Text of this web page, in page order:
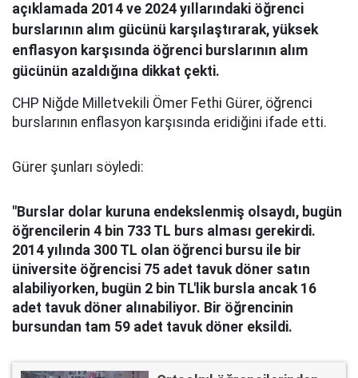
açıklamada 2014 ve 2024 yıllarındaki öğrenci
burslarının alım gücünü karşılaştırarak, yüksek
enflasyon karşısında öğrenci burslarının alım
gücünün azaldığına dikkat çekti.
CHP Niğde Milletvekili Ömer Fethi Gürer, öğrenci
burslarının enflasyon karşısında eridiğini ifade etti.
Gürer şunları söyledi:
"Burslar dolar kuruna endekslenmiş olsaydı, bugün
öğrencilerin 4 bin 733 TL burs alması gerekirdi.
2014 yılında 300 TL olan öğrenci bursu ile bir
üniversite öğrencisi 75 adet tavuk döner satın
alabiliyorken, bugün 2 bin TL'lik bursla ancak 16
adet tavuk döner alınabiliyor. Bir öğrencinin
bursundan tam 59 adet tavuk döner eksildi.